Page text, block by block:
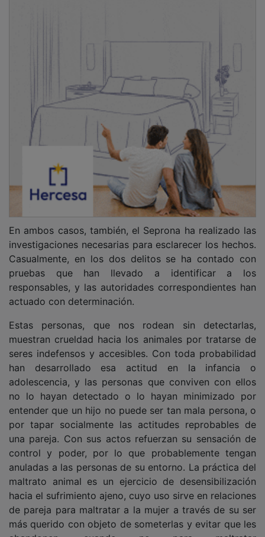
investigaciones necesarias para esclarecer los hechos.
Casualmente, en los dos delitos se ha contado con
pruebas que han llevado a identificar a los
responsables, y las autoridades correspondientes han
actuado con determinación.
muestran crueldad hacia los animales por tratarse de
seres indefensos y accesibles. Con toda probabilidad
han desarrollado esa actitud en la infancia o
adolescencia, y las personas que conviven con ellos
no lo hayan detectado o lo hayan minimizado por
entender que un hijo no puede ser tan mala persona, o
por tapar socialmente las actitudes reprobables de
una pareja. Con sus actos refuerzan su sensación de
control y poder, por lo que probablemente tengan
anuladas a las personas de su entorno. La práctica del
maltrato animal es un ejercicio de desensibilización
hacia el sufrimiento ajeno, cuyo uso sirve en relaciones
de pareja para maltratar a la mujer a través de su ser
más querido con objeto de someterlas y evitar que les
abandonen, cuando no para maltratar